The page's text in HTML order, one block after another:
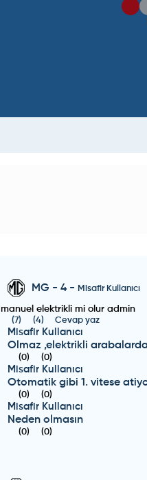
MG -4 - Misafir Kullanıcı
manuel elektrikli mi olur admin
(7) (4) Cevap yaz
Misafir Kullanıcı
Olmaz ,elektrikli
(0) (0)
Misafir Kullanıcı
Otomatik gibi 1. vitese
(0) (0)
Misafir Kullanıcı
Neden olmasın
(0) (0)